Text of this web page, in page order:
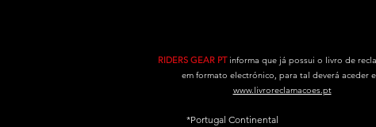
RIDERS GEAR PTinforma que já possui o livro de
em formato electrónico, para tal deverá aceder
www.livroreclamacoes.pt
*Portugal Continental